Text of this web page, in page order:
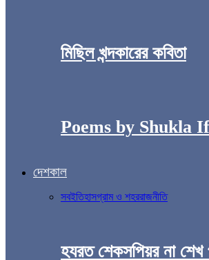
মিছিল খন্দকারের কবিতা
Poems by Shukla
দেশকাল
সবইতিহাসগ্রাম ও শহররাজনীতি
হযরত শেকসপিয়র না শেখ